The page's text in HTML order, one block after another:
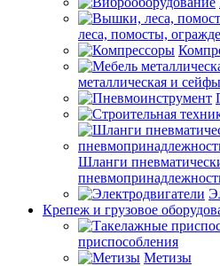
леса, помосты,
металлическая и сейфы
Шланги
Крепеж и грузовое
приспособления
Метизы